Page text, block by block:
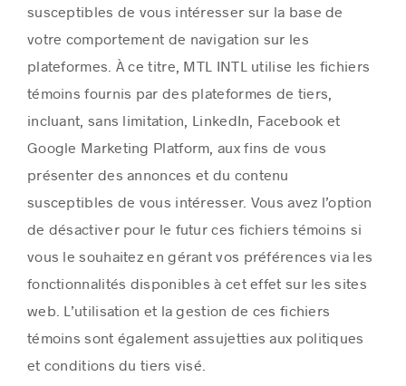
susceptibles de vous intéresser sur la base de
votre comportement de navigation sur les
plateformes. À ce titre, MTL INTL utilise les fichiers
témoins fournis par des plateformes de tiers,
incluant, sans limitation, LinkedIn, Facebook et
Google Marketing Platform, aux fins de vous
présenter des annonces et du contenu
susceptibles de vous intéresser. Vous avez l’option
de désactiver pour le futur ces fichiers témoins si
vous le souhaitez en gérant vos préférences via les
fonctionnalités disponibles à cet effet sur les sites
web. L’utilisation et la gestion de ces fichiers
témoins sont également assujetties aux politiques
et conditions du tiers visé.